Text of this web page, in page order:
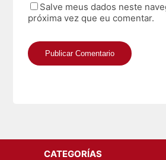
Salve meus dados neste
próxima vez que eu comentar.
CATEGORÍAS